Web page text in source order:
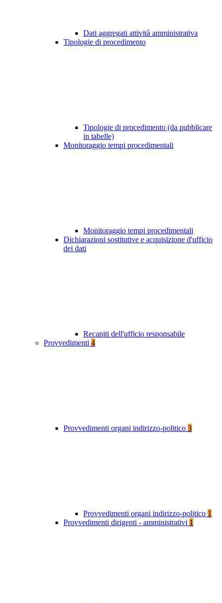
Dati aggregati attività amministrativa
Tipologie di procedimento
Tipologie di procedimento (da pubblicare
in tabelle)
Monitoraggio tempi procedimentali
Monitoraggio tempi procedimentali
Dichiarazioni sostitutive e acquisizione d'ufficio
dei dati
Recapiti dell'ufficio responsabile
Provvedimenti 4
Provvedimenti organi indirizzo-politico 3
Provvedimenti organi indirizzo-politico 1
Provvedimenti dirigenti - amministrativi 1